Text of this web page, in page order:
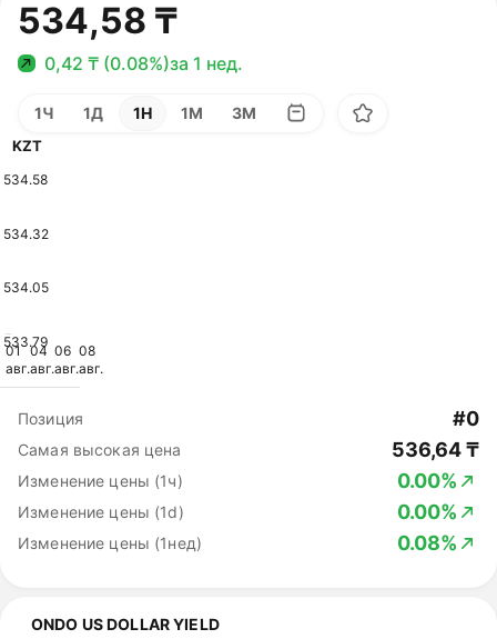
534,58 ₸
0,42 ₸ (0.08%)за 1 нед.
1Ч 1Д 1Н 1М 3М
01
авг.
04
авг.
06
авг.
08
авг.
KZT
534.58
534.32
534.05
533.79
Позиция #0
Самая высокая цена 536,64 ₸
Изменение цены (1ч) 0.00%
Изменение цены (1d) 0.00%
Изменение цены (1нед) 0.08%
ONDO US DOLLAR YIELD